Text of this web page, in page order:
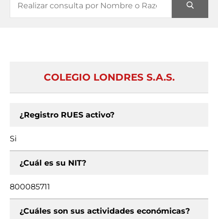
COLEGIO LONDRES S.A.S.
¿Registro RUES activo?
Si
¿Cuál es su NIT?
800085711
¿Cuáles son sus actividades económicas?